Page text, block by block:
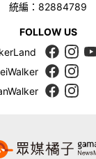
統編：82884789
FOLLOW US